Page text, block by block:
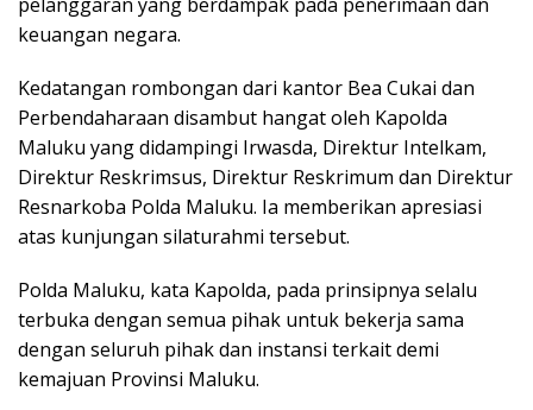
keuangan negara.
Kedatangan rombongan dari kantor Bea Cukai dan
Perbendaharaan disambut hangat oleh Kapolda
Maluku yang didampingi Irwasda, Direktur Intelkam,
Direktur Reskrimsus, Direktur Reskrimum dan Direktur
Resnarkoba Polda Maluku. Ia memberikan apresiasi
atas kunjungan silaturahmi tersebut.
Polda Maluku, kata Kapolda, pada prinsipnya selalu
terbuka dengan semua pihak untuk bekerja sama
dengan seluruh pihak dan instansi terkait demi
kemajuan Provinsi Maluku.